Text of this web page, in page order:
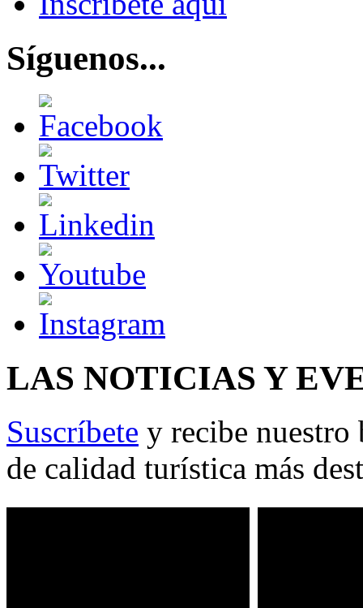
Síguenos...
LAS NOTICIAS Y
Suscríbete y recibe nuestro
de calidad turística más